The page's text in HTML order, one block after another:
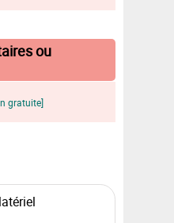
ou
gratuite]